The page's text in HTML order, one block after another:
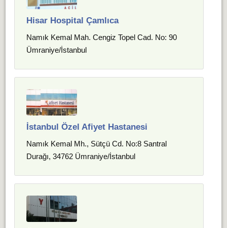
Hisar Hospital Çamlıca
Namık Kemal Mah. Cengiz Topel Cad. No: 90
Ümraniye/İstanbul
İstanbul Özel Afiyet Hastanesi
Namık Kemal Mh., Sütçü Cd. No:8 Santral
Durağı, 34762 Ümraniye/İstanbul